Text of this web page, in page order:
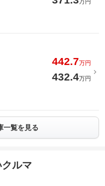
万円
442.7万円
432.4万円
一覧を見る
ルマ